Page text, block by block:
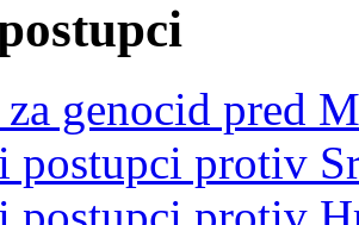
genocid pred
postupci protiv